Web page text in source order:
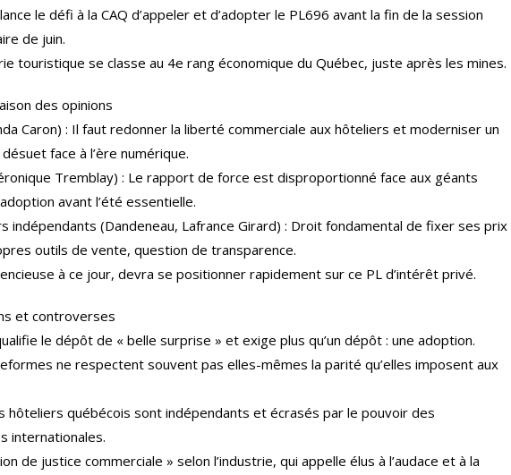
le défi à la CAQ d’appeler et d’adopter le PL696 avant la fin de la session
de juin.
touristique se classe au 4e rang économique du Québec, juste après les mines.
des opinions
Caron) : Il faut redonner la liberté commerciale aux hôteliers et moderniser un
face à l’ère numérique.
Tremblay) : Le rapport de force est disproportionné face aux géants
avant l’été essentielle.
indépendants (Dandeneau, Lafrance Girard) : Droit fondamental de fixer ses prix
outils de vente, question de transparence.
à ce jour, devra se positionner rapidement sur ce PL d’intérêt privé.
et controverses
le dépôt de « belle surprise » et exige plus qu’un dépôt : une adoption.
ne respectent souvent pas elles-mêmes la parité qu’elles imposent aux
hôteliers québécois sont indépendants et écrasés par le pouvoir des
internationales.
de justice commerciale » selon l’industrie, qui appelle élus à l’audace et à la